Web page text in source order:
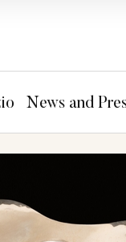
News and